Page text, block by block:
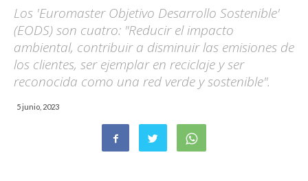
Los 'Euromaster Objetivo Desarrollo Sostenible'
(EODS) son cuatro: "Reducir el impacto
ambiental, contribuir a disminuir las emisiones de
los clientes, ser ejemplar en reciclaje y ser
reconocida como una red verde y sostenible".
5 junio, 2023